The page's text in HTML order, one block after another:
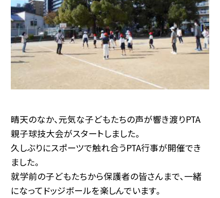
晴天のなか、元気な子どもたちの声が響き渡りPTA
親子球技大会がスタートしました。
久しぶりにスポーツで触れ合うPTA行事が開催でき
ました。
就学前の子どもたちから保護者の皆さんまで、一緒
になってドッジボールを楽しんでいます。